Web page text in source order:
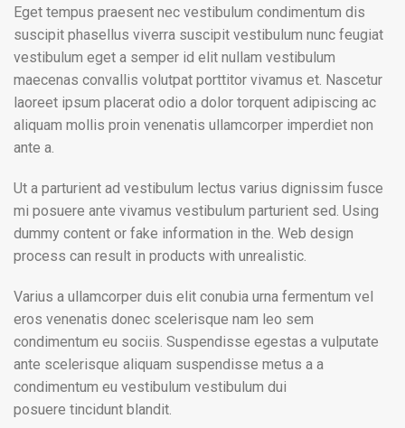
Eget tempus praesent nec vestibulum condimentum dis
suscipit phasellus viverra suscipit vestibulum nunc feugiat
vestibulum eget a semper id elit nullam vestibulum
maecenas convallis volutpat porttitor vivamus et. Nascetur
laoreet ipsum placerat odio a dolor torquent adipiscing ac
aliquam mollis proin venenatis ullamcorper imperdiet non
ante a.
Ut a parturient ad vestibulum lectus varius dignissim fusce
mi posuere ante vivamus vestibulum parturient sed. Using
dummy content or fake information in the. Web design
process can result in products with unrealistic.
Varius a ullamcorper duis elit conubia urna fermentum vel
eros venenatis donec scelerisque nam leo sem
condimentum eu sociis. Suspendisse egestas a vulputate
ante scelerisque aliquam suspendisse metus a a
condimentum eu vestibulum vestibulum dui
posuere tincidunt blandit.